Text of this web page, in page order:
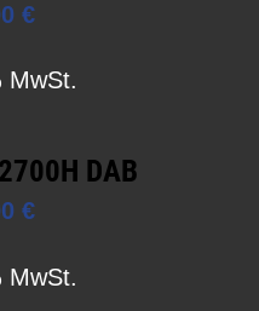
€
MwSt.
DAB
€
MwSt.